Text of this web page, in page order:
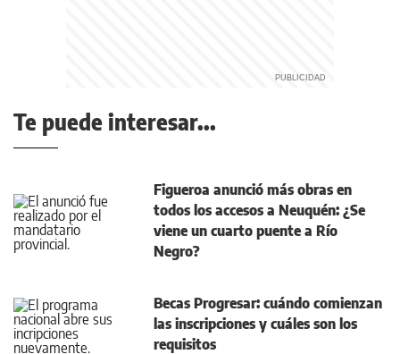
Te puede interesar...
Figueroa anunció más obras en
todos los accesos a Neuquén: ¿Se
viene un cuarto puente a Río
Negro?
Becas Progresar: cuándo comienzan
las inscripciones y cuáles son los
requisitos